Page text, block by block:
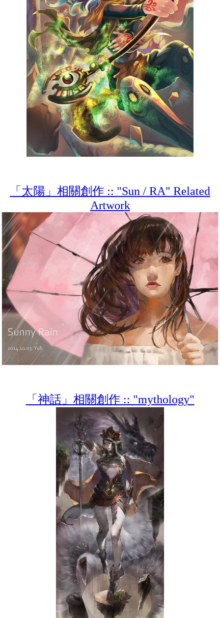
「太陽」相關創作 :: "Sun / RA" Related
Artwork
「神話」相關創作 :: "mythology"